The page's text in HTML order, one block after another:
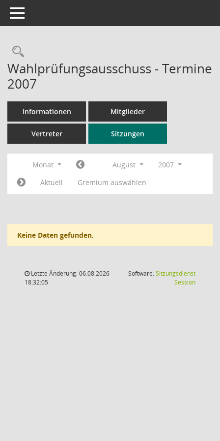
Toggle navigation
Rechercheauswahl
Wahlprüfungsausschuss - Termine
2007
Informationen Mitglieder
Vertreter Sitzungen
Monat August
2007
Aktuell
Gremium auswählen
Keine Daten gefunden.
Letzte Änderung: 06.08.2026
18:32:05
Software:Sitzungsdienst
Session(Wird in